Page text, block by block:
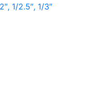
1/2.5″, 1/3″